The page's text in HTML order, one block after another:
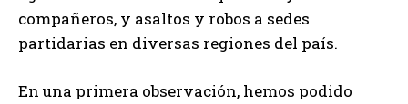
compañeros, y asaltos y robos a sedes
partidarias en diversas regiones del país.
En una primera observación, hemos podido